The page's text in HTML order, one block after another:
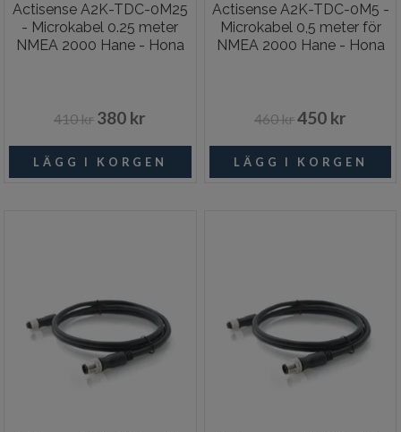
Actisense A2K-TDC-0M25
- Microkabel 0.25 meter
NMEA 2000 Hane - Hona
410 kr 380 kr
Actisense A2K-TDC-0M5 -
Microkabel 0,5 meter för
NMEA 2000 Hane - Hona
460 kr450 kr